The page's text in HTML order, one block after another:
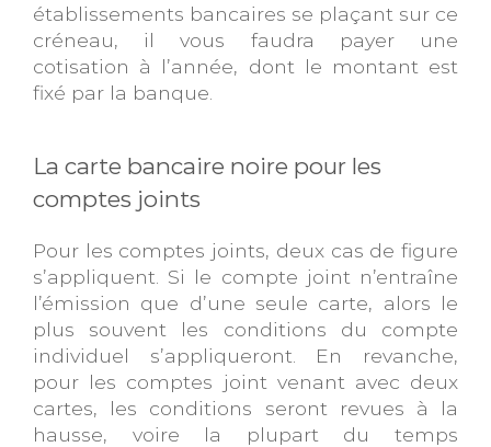
établissements bancaires se plaçant sur ce
créneau, il vous faudra payer une
cotisation à l’année, dont le montant est
fixé par la banque.
La carte bancaire noire pour les
comptes joints
Pour les comptes joints, deux cas de figure
s’appliquent. Si le compte joint n’entraîne
l’émission que d’une seule carte, alors le
plus souvent les conditions du compte
individuel s’appliqueront. En revanche,
pour les comptes joint venant avec deux
cartes, les conditions seront revues à la
hausse, voire la plupart du temps